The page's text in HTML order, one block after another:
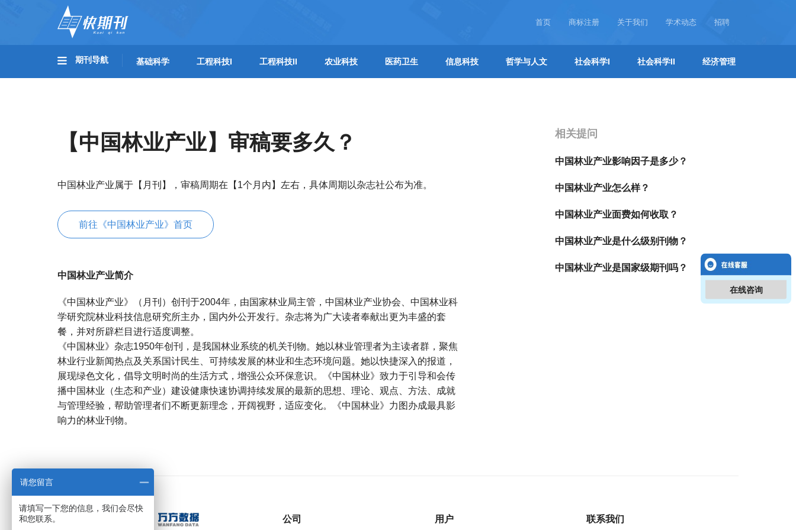
首页 商标注册 关于我们 学术动态 招聘
期刊导航 基础科学 工程科技I 工程科技II 农业科技 医药卫生 信息科技 哲学与人文 社会科学I 社会科学II 经济管理
【中国林业产业】审稿要多久？
中国林业产业属于【月刊】，审稿周期在【1个月内】左右，具体周期以杂志社公布为准。
前往《中国林业产业》首页
中国林业产业简介
《中国林业产业》（月刊）创刊于2004年，由国家林业局主管，中国林业产业协会、中国林业科
学研究院林业科技信息研究所主办，国内外公开发行。杂志将为广大读者奉献出更为丰盛的套
餐，并对所辟栏目进行适度调整。
《中国林业》杂志1950年创刊，是我国林业系统的机关刊物。她以林业管理者为主读者群，聚焦
林业行业新闻热点及关系国计民生、可持续发展的林业和生态环境问题。她以快捷深入的报道，
展现绿色文化，倡导文明时尚的生活方式，增强公众环保意识。《中国林业》致力于引导和会传
播中国林业（生态和产业）建设健康快速协调持续发展的最新的思想、理论、观点、方法、成就
与管理经验，帮助管理者们不断更新理念，开阔视野，适应变化。《中国林业》力图办成最具影
响力的林业刊物。
相关提问
中国林业产业影响因子是多少？
中国林业产业怎么样？
中国林业产业面费如何收取？
中国林业产业是什么级别刊物？
中国林业产业是国家级期刊吗？
公司 用户 联系我们
在线咨询
请您留言
请填写一下您的信息，我们会尽快
和您联系。